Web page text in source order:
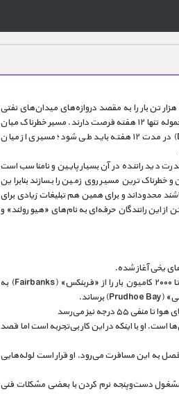
در اولین قسمت از «جدال با یخ»: راننده‌ها ۶۰ هزار تن بار را به مقصد دروازه‌های میدان‌های نفتی
شمال آلاسکا جا‌به‌جا می‌کنند. آن‌ها برای جا‌به‌جایی این محموله تنها ۱۲ هفته فرصت دارند. مسیر خطرناک میان
«فربنکس» (Fairbanks) تا «ددهورس» (Deadhorse) در مدت ۱۲ هفته باید طی شود؛ مسیری از میان
دید راننده در آن بسیار پایین و نامناسب است
مسیر روی زمین را بسازند بنابراین
محدود‌اند و برای همین هم تبلیغات زیادی برای
از این رانندگان حرفه‌ای به نام‌های «هیو رولند» و
یخی آغاز شده.
شرکت حمل‌و‌نقل «کارلایل» کمتر از سه ماه فرصت دارد تا ۲۰۰۰ کامیون بار را از «فربنکس» (Fairbanks) به
درجه نیز می‌رسد
است. او با اینکه در این کار بی‌تجربه است اما قصد
به این مسافرت می‌رود. او قرار است لوله‌هایی
مشغول دست‌و‌پنجه نرم کردن با بعضی مشکلات فنی